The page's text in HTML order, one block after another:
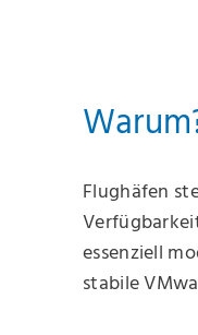
Flughäfen
essenziell
stabile